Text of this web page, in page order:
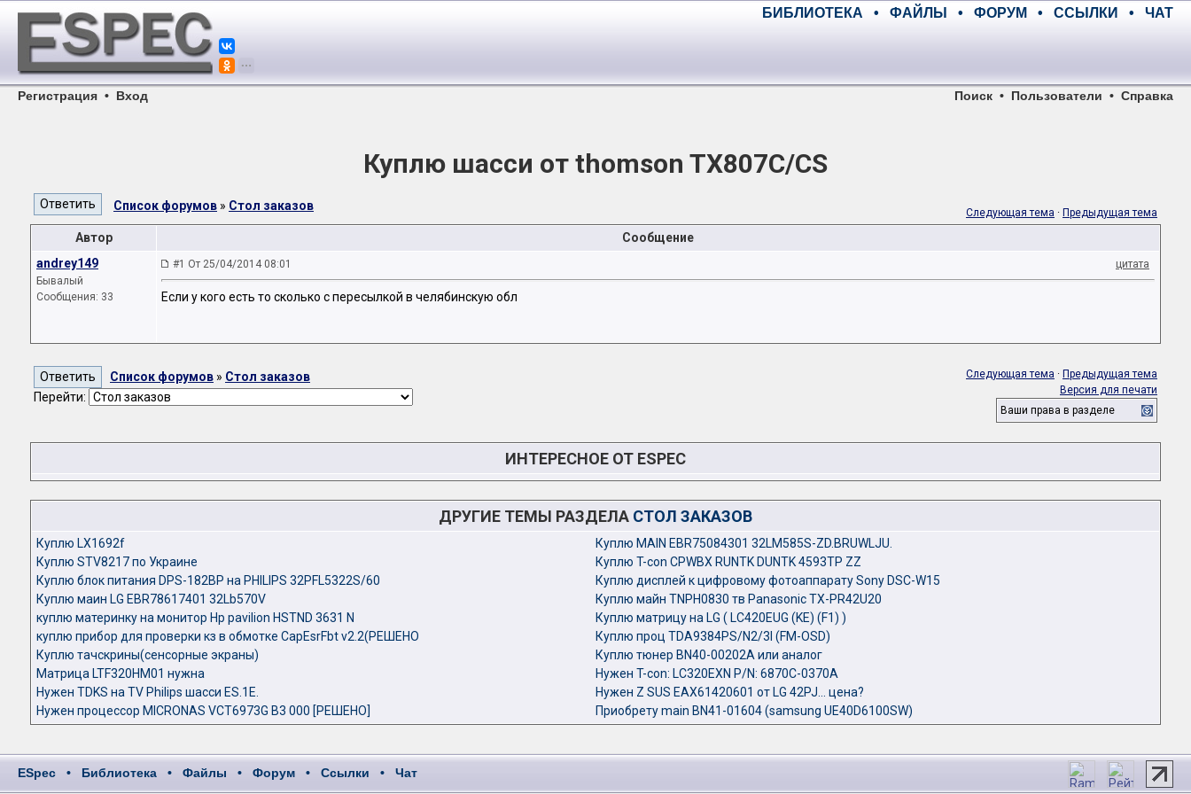
БИБЛИОТЕКА • ФАЙЛЫ • ФОРУМ • ССЫЛКИ • ЧАТ
Регистрация • Вход Поиск • Пользователи • Справка
Куплю шасси от thomson TX807C/CS
Список форумов » Стол заказов Следующая тема · Предыдущая тема
Автор
Сообщение
andrey149
Бывалый
Сообщения: 33
#1 От 25/04/2014 08:01 цитата
Если у кого есть то сколько с пересылкой в челябинскую обл
Список форумов » Стол заказов
Перейти:
Следующая тема · Предыдущая тема
Версия для печати
Ваши права в разделе
ИНТЕРЕСНОЕ ОТ ESPEC
ДРУГИЕ ТЕМЫ РАЗДЕЛА СТОЛ ЗАКАЗОВ
Куплю LX1692f
Куплю MAIN EBR75084301 32LM585S-ZD.BRUWLJU.
Куплю STV8217 по Украине
Куплю T-con СPWBX RUNTK DUNTK 4593TP ZZ
Куплю блок питания DPS-182BP на PHILIPS 32PFL5322S/60
Куплю дисплей к цифровому фотоаппарату Sony DSC-W15
Куплю маин LG EBR78617401 32Lb570V
Куплю майн TNPH0830 тв Panasonic TX-PR42U20
куплю материнку на монитор Hp pavilion HSTND 3631 N
Куплю матрицу на LG ( LC420EUG (KE) (F1) )
куплю прибор для проверки кз в обмотке CapEsrFbt v2.2(РЕШЕНО
Куплю проц TDA9384PS/N2/3I (FM-OSD)
Куплю тачскрины(сенсорные экраны)
Куплю тюнер BN40-00202A или аналог
Матрица LTF320HM01 нужна
Нужен T-con: LC320EXN P/N: 6870C-0370A
Нужен TDKS на TV Philips шасси ES.1E.
Нужен Z SUS EAX61420601 от LG 42PJ... цена?
Нужен процессор MICRONAS VCT6973G B3 000 [РЕШЕНО]
Приобрету main BN41-01604 (samsung UE40D6100SW)
ESpec • Библиотека • Файлы • Форум • Ссылки • Чат